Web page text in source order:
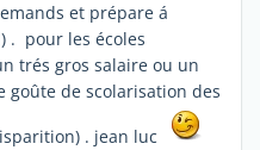
et prépare á
. pour les écoles
trés gros salaire ou un
de scolarisation des
. jean luc